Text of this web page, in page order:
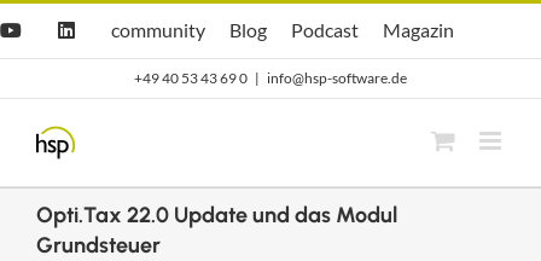
YouTubeLinkedIn
Hsp
community
community
hsp
Blog
Blog Opti.Cast
Podcast Opti.Mag
Magazin
+49 40 53 43 69 0 | info@hsp-software.de
Opti.Tax 22.0 Update und das Modul
Grundsteuer